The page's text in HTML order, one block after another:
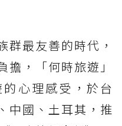
群最友善的時代，
，「何時旅遊」
心理感受，於台
中國、土耳其，推